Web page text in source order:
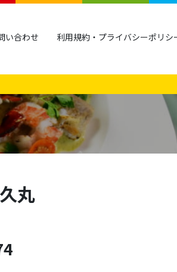
い合わせ 利用規約・プライバシーポリシ
丸